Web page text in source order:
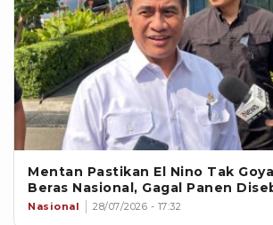
Mentan Pastikan El Nino Tak
Beras Nasional, Gagal Panen
Nasional 28/07/2026 - 17:32